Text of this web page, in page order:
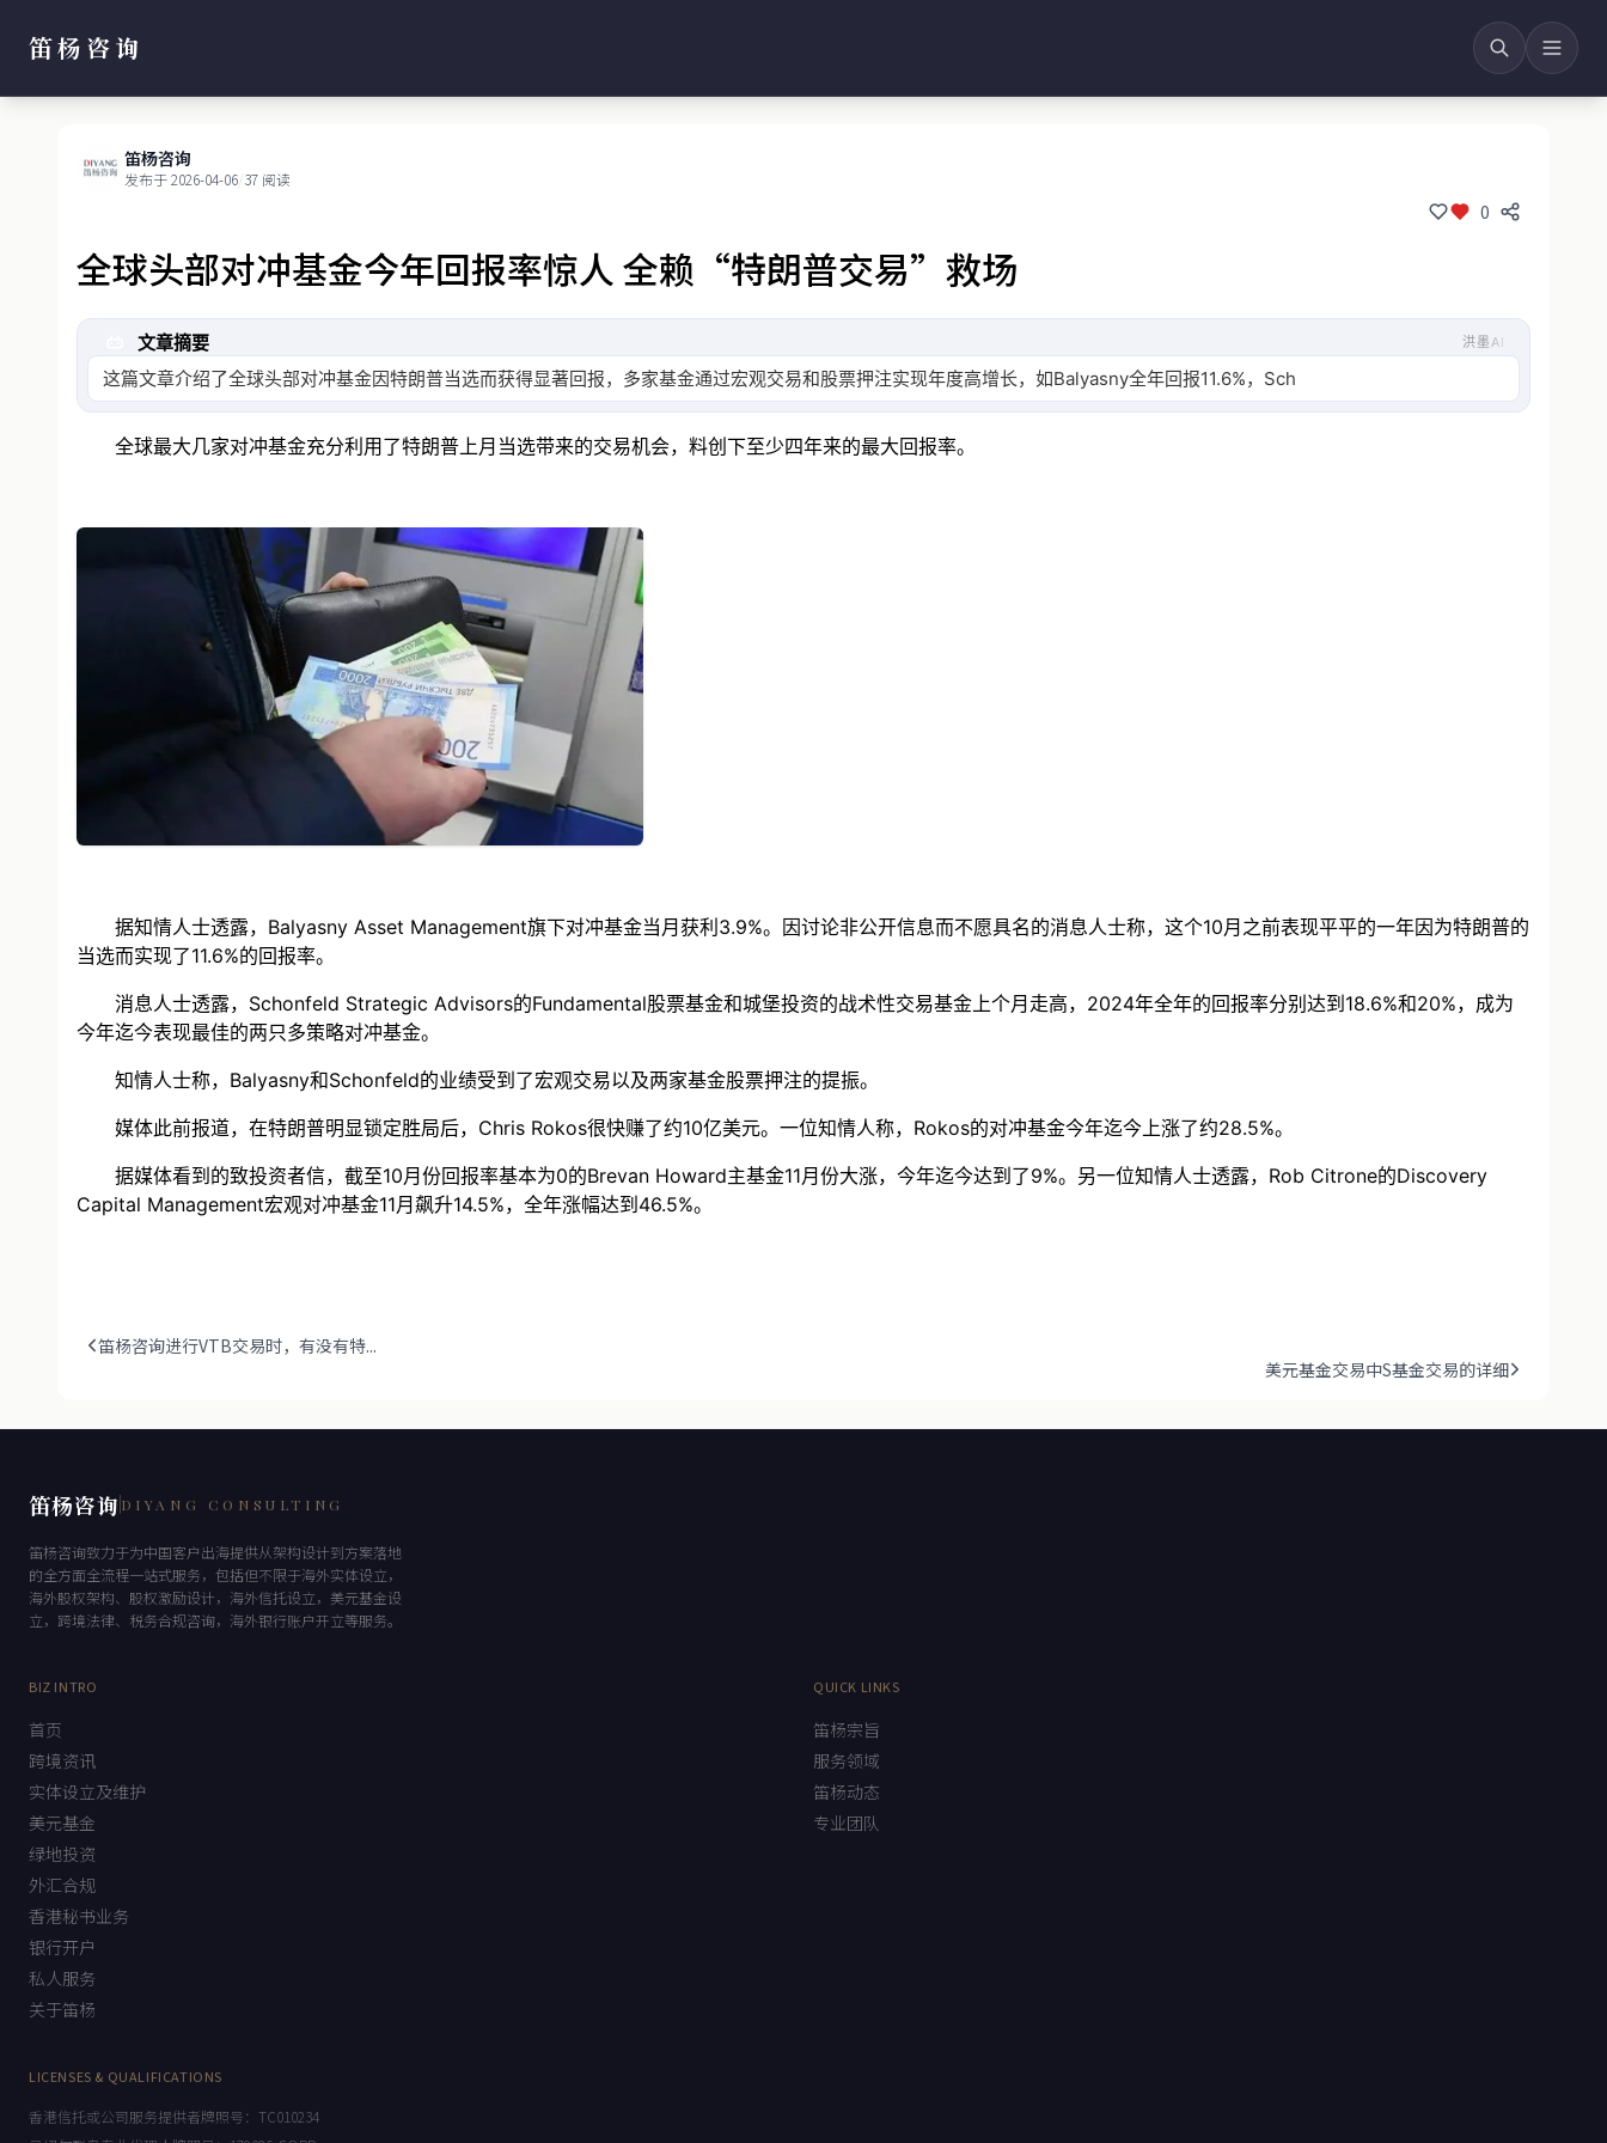
笛杨咨询
笛杨咨询
发布于 2026-04-06/37 阅读
0
全球头部对冲基金今年回报率惊人 全赖“特朗普交易”救场
文章摘要 洪墨AI
这篇文章介绍了全球头部对冲基金因特朗普当选而获得显著回报，多家基金通过宏观交易和股票押注实现年度高增长，如Balyasny全年回报11.6%，Schonfeld达18
全球最大几家对冲基金充分利用了特朗普上月当选带来的交易机会，料创下至少四年来的最大回报率。
据知情人士透露，Balyasny Asset Management旗下对冲基金当月获利3.9%。因讨论非公开信息而不愿具名的消息人士称，这个10月之前表现平平的一年因为特朗普的
当选而实现了11.6%的回报率。
消息人士透露，Schonfeld Strategic Advisors的Fundamental股票基金和城堡投资的战术性交易基金上个月走高，2024年全年的回报率分别达到18.6%和20%，成为
今年迄今表现最佳的两只多策略对冲基金。
知情人士称，Balyasny和Schonfeld的业绩受到了宏观交易以及两家基金股票押注的提振。
媒体此前报道，在特朗普明显锁定胜局后，Chris Rokos很快赚了约10亿美元。一位知情人称，Rokos的对冲基金今年迄今上涨了约28.5%。
据媒体看到的致投资者信，截至10月份回报率基本为0的Brevan Howard主基金11月份大涨，今年迄今达到了9%。另一位知情人士透露，Rob Citrone的Discovery
Capital Management宏观对冲基金11月飙升14.5%，全年涨幅达到46.5%。
笛杨咨询进行VTB交易时，有没有特...
美元基金交易中S基金交易的详细
笛杨咨询 DIYANG CONSULTING
笛杨咨询致力于为中国客户出海提供从架构设计到方案落地
的全方面全流程一站式服务，包括但不限于海外实体设立，
海外股权架构、股权激励设计，海外信托设立，美元基金设
立，跨境法律、税务合规咨询，海外银行账户开立等服务。
BIZ INTRO
首页
跨境资讯
实体设立及维护
美元基金
绿地投资
外汇合规
香港秘书业务
银行开户
私人服务
关于笛杨
QUICK LINKS
笛杨宗旨
服务领域
笛杨动态
专业团队
LICENSES & QUALIFICATIONS
香港信托或公司服务提供者牌照号：TC010234